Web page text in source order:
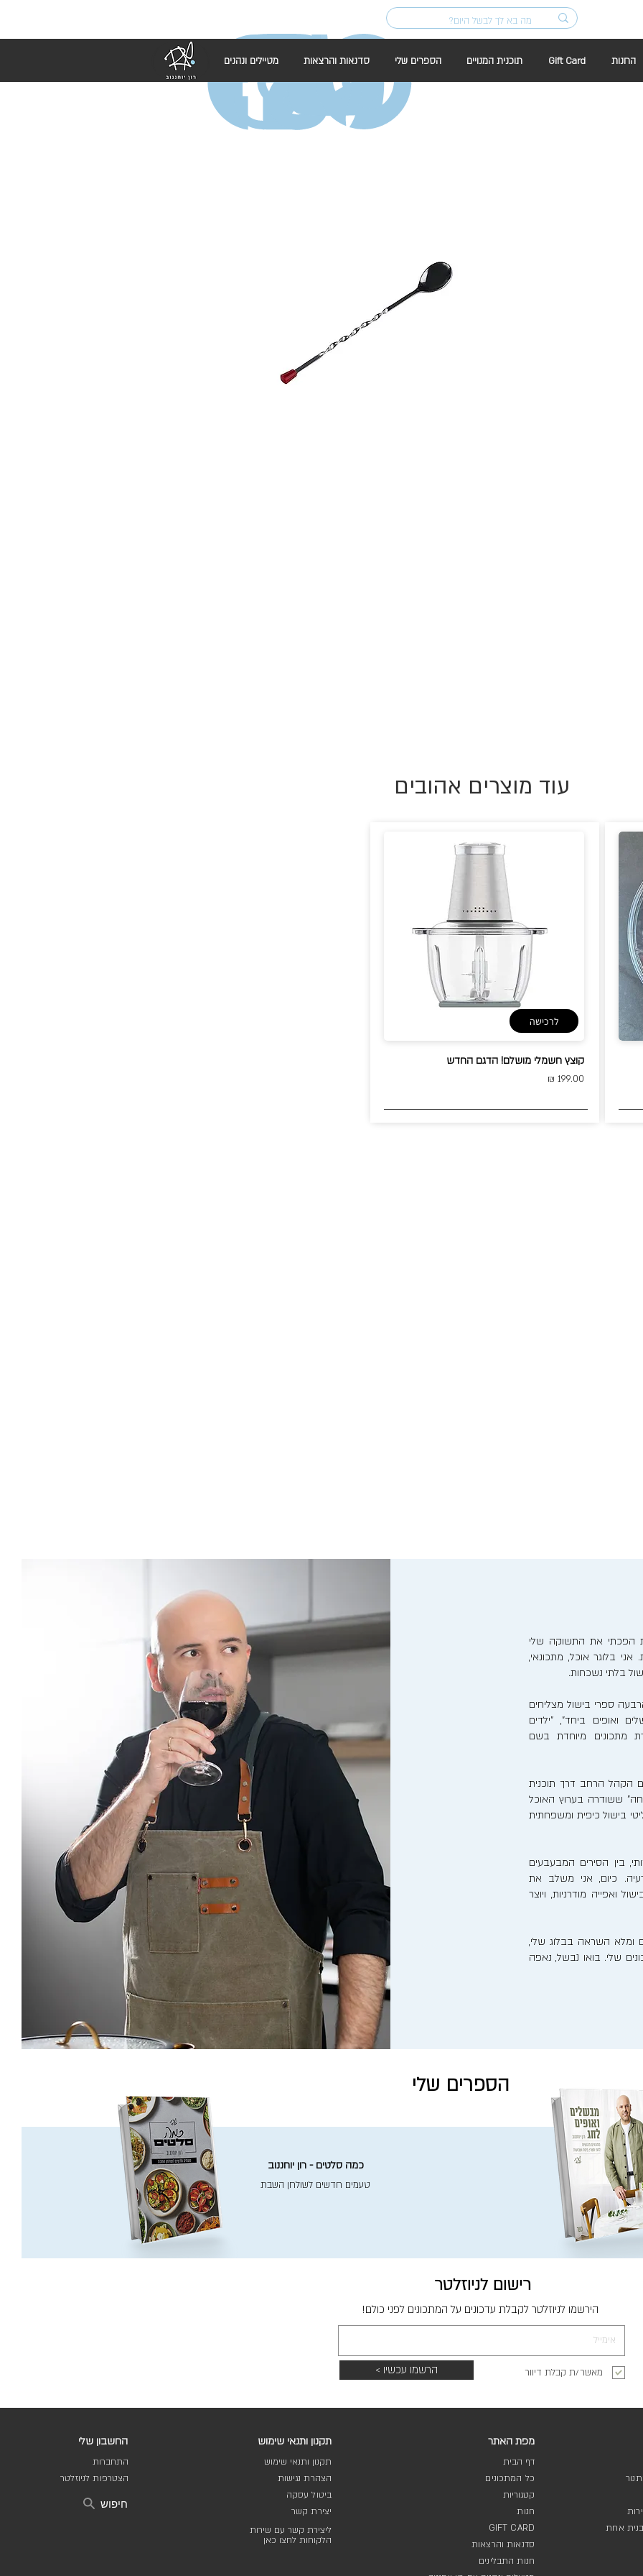
החנות Gift Card תוכנית המנויים הספרים שלי סדנאות והרצאות מטיילים ונהנים
עוד מוצרים אהובים
לרכישה
קוצץ חשמלי מושלם! הדגם החדש
199.00 ₪
הפכתי את התשוקה שלי
בלוגר אוכל, מתכונאי,
בלתי נשכחות.
ספרי בישול מצליחים
ואופים ביחד", "ילדים
מתכונים מיוחדת בשם
הקהל הרחב דרך תוכנית
ששודרה בערוץ האוכל
בישול כיפית ומשפחתית
בין הסירים המבעבעים
כיום, אני משלב את
ואפייה מודרניות, ויוצר
ומלא השראה בבלוג שלי,
שלי. בואו נבשל, נאפה
הספרים שלי
כמה סלטים - רון יוחננוב
טעמים חדשים לשולחן השבת
רישום לניוזלטר
הרשמו עכשיו > מאשר/ת קבלת דיוור
הירשמו לניוזלטר לקבלת עדכונים על המתכונים לפני כולם!
החשבון שלי
התחברות
הצטרפות לניוזלטר
חיפוש
תקנון ותנאי שימוש
תקנון ותנאי שימוש
הצהרת נגישות
ביטול עסקה
יצירת קשר
ליצירת קשר עם שירות
הלקוחות לחצו כאן
מפת האתר
דף הבית
כל המתכונים
קטגוריות
חנות
GIFT CARD
סדנאות והרצאות
חנות התבלינים
אחת